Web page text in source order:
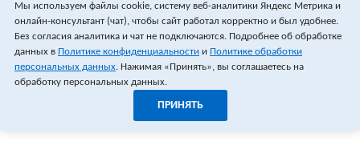
Указанные цены не являются публичной офертой (ст.435 ГК РФ).
Стоимость и наличие товара уточняйте у менеджера.
Мы используем файлы cookie, систему веб-аналитики Яндекс Метрика и
онлайн-консультант (чат), чтобы сайт работал корректно и был удобнее.
Без согласия аналитика и чат не подключаются. Подробнее об обработке
данных в Политике конфиденциальности и Политике обработки
персональных данных. Нажимая «Принять», вы соглашаетесь на
обработку персональных данных.
ПРИНЯТЬ